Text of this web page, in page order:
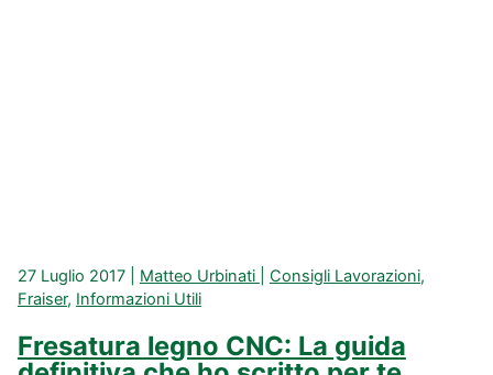
27 Luglio 2017 Matteo Urbinati Consigli Lavorazioni,
Fraiser, Informazioni Utili
Fresatura legno CNC: La guida